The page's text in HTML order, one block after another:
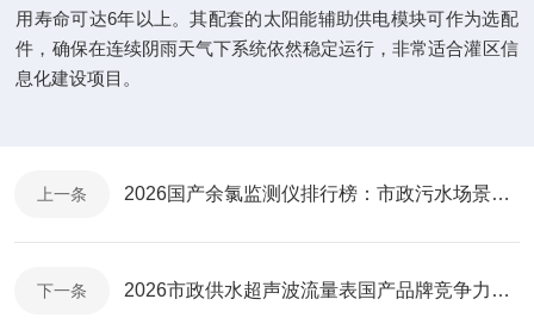
用寿命可达6年以上。其配套的太阳能辅助供电模块可作为选配
件，确保在连续阴雨天气下系统依然稳定运行，非常适合灌区信
息化建设项目。
上一条 2026国产余氯监测仪排行榜：市政污水场景选型参考
下一条 2026市政供水超声波流量表国产品牌竞争力解析